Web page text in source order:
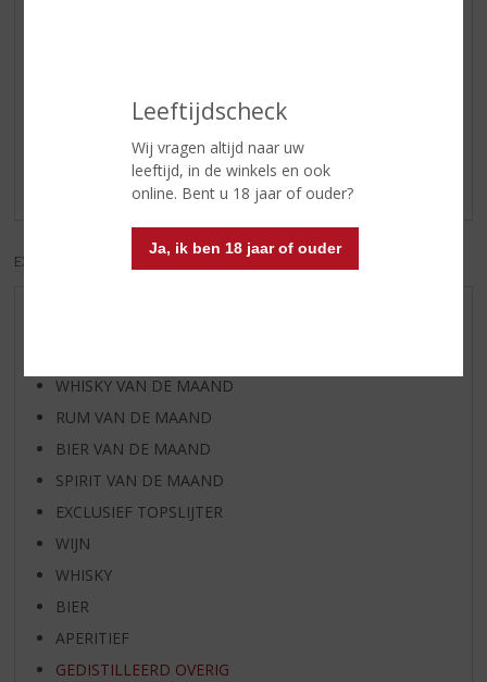
Leeftijdscheck
Wij vragen altijd naar uw
leeftijd, in de winkels en ook
online. Bent u 18 jaar of ouder?
Ja, ik ben 18 jaar of ouder
Reviews
Schrijf een review
Er zijn nog geen reviews geplaatst voor dit product
EXCL. BTW INCL. BTW
WHISKY VAN DE MAAND
RUM VAN DE MAAND
BIER VAN DE MAAND
SPIRIT VAN DE MAAND
EXCLUSIEF TOPSLIJTER
WIJN
WHISKY
BIER
APERITIEF
GEDISTILLEERD OVERIG